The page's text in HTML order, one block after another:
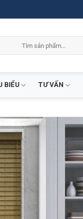
BIỂU TƯ VẤN